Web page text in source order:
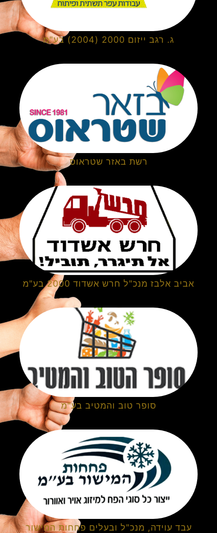
ג. רגב ייזום 2000 (2004) בע"מ
רשת באזר שטראוס
אביב אלבז מנכ"ל חרש אשדוד 2000 בע"מ
סופר טוב והמטיב בע"מ
עבד עוידה, מנכ"ל ובעלים פחחות המישור